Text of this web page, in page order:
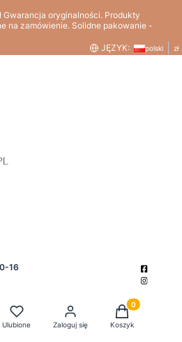
Gwarancja oryginalności. Produkty
na zamówienie. Solidne pakowanie -
JĘZYK:
polski zł
16
Ulubione Zaloguj się
Produkty w
Koszyk